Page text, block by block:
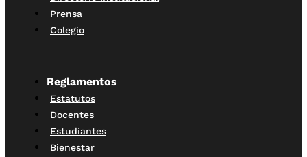
Prensa
Colegio
Reglamentos
Estatutos
Docentes
Estudiantes
Bienestar